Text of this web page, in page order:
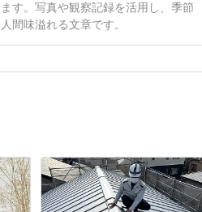
す。写真や観察記録を活用し、季節
間味溢れる文章です。